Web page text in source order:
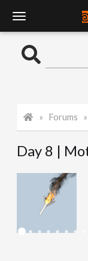
o
l
Forums
Day 8 |